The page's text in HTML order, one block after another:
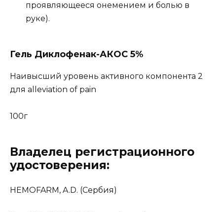
проявляющееся онемением и болью в
руке).
Гель Диклофенак-АКОС 5%
Наивысший уровень активного компонента 2
для alleviation of pain
100г
Владелец регистрационного
удостоверения:
HEMOFARM, A.D. (Сербия)